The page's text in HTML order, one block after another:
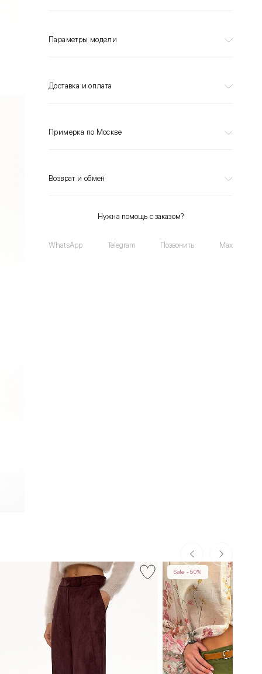
Параметры модели
Доставка и оплата
Примерка по Москве
Возврат и обмен
Нужна помощь с заказом?
WhatsApp Telegram Позвонить Max
Sale -50%